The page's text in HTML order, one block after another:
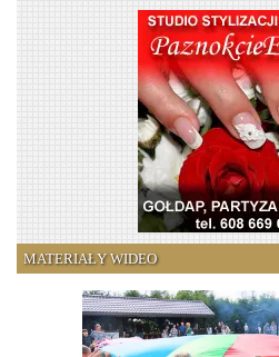
MATERIAŁY WIDEO